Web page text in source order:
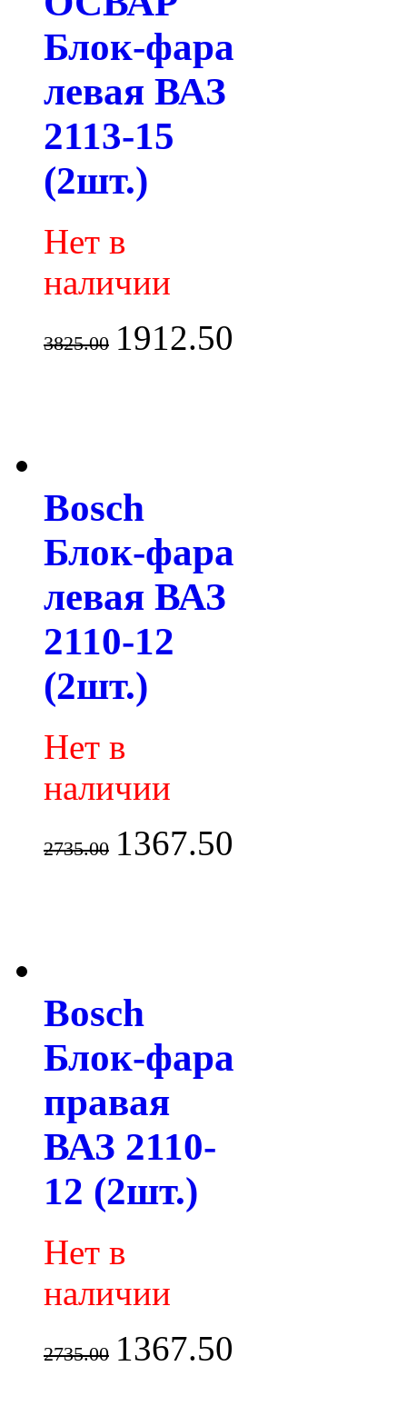
Блок-фара
левая ВАЗ
2113-15
(2шт.)
Нет в
наличии
3825.00 1912.50
Bosch
Блок-фара
левая ВАЗ
2110-12
(2шт.)
Нет в
наличии
2735.00 1367.50
Bosch
Блок-фара
правая
ВАЗ 2110-
12 (2шт.)
Нет в
наличии
2735.00 1367.50